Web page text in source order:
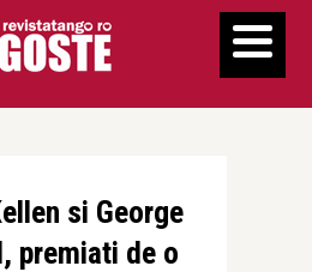
si George
premiati de o